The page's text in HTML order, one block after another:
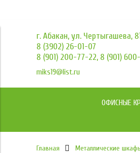
г. Абакан, ул. Чертыгашева,
8 (3902) 26-01-07
8 (901) 200-77-22, 8 (901)
miks19@list.ru
ОФИСНЫЕ
Главная Металлические